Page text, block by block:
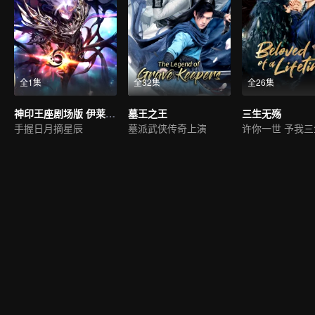
全1集
神印王座剧场版 伊莱克斯传奇
手握日月摘星辰
全32集
墓王之王
墓派武侠传奇上演
全26集
三生无殇
许你一世 予我